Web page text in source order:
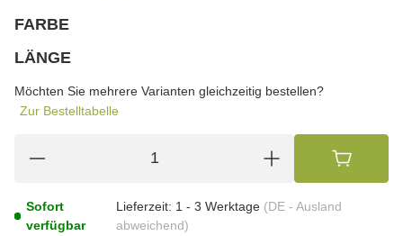
FARBE
LÄNGE
Möchten Sie mehrere Varianten gleichzeitig bestellen?
Zur Bestelltabelle
Sofort
verfügbar
Lieferzeit: 1 - 3 Werktage (DE - Ausland
abweichend)